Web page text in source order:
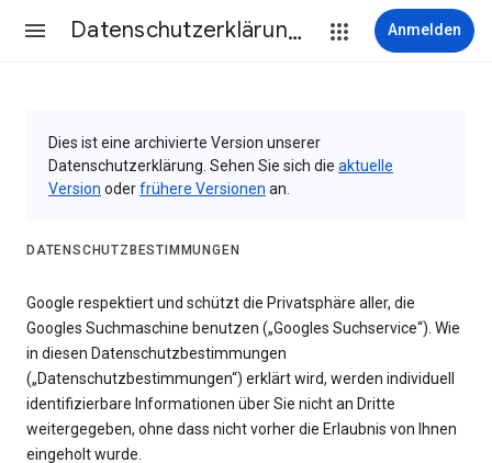
Datenschutzerklärung & Nutzungsbedingungen Anmelden
Dies ist eine archivierte Version unserer
Datenschutzerklärung. Sehen Sie sich die aktuelle
Version oderfrühere Versionen an.
DATENSCHUTZBESTIMMUNGEN
Google respektiert und schützt die Privatsphäre aller, die
Googles Suchmaschine benutzen („Googles Suchservice“). Wie
in diesen Datenschutzbestimmungen
(„Datenschutzbestimmungen“) erklärt wird, werden individuell
identifizierbare Informationen über Sie nicht an Dritte
weitergegeben, ohne dass nicht vorher die Erlaubnis von Ihnen
eingeholt wurde.